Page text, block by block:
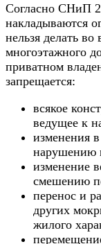
Согласно СНиП
накладываются
нельзя делать
многоэтажного
приватном
запрещается:
всякое
ведущее к
изменения
нарушению
изменение
смешению
перенос и
других
жилого